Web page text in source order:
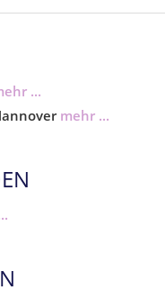
...
mehr ...